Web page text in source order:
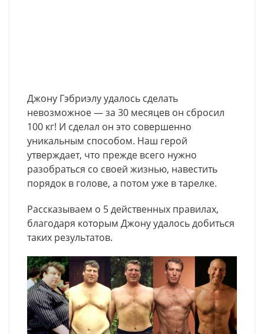
Джону Гэбриэлу удалось сделать
невозможное — за 30 месяцев он сбросил
100 кг! И сделал он это совершенно
уникальным способом. Наш герой
утверждает, что прежде всего нужно
разобраться со своей жизнью, навестить
порядок в голове, а потом уже в тарелке.
Рассказываем о 5 действенных правилах,
благодаря которым Джону удалось добиться
таких результатов.